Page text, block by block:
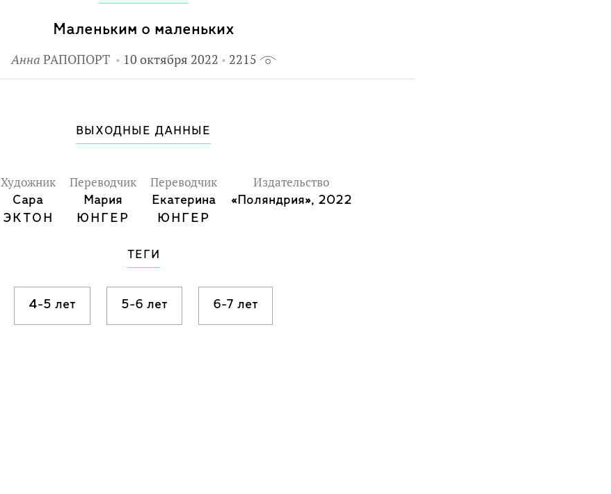
Маленьким о маленьких
Анна РАПОПОРТ 10 октября 2022 2215
ВЫХОДНЫЕ ДАННЫЕ
Художник
Сара
ЭКТОН
Переводчик
Мария
ЮНГЕР
Переводчик
Екатерина
ЮНГЕР
Издательство
«Поляндрия», 2022
ТЕГИ
4-5 лет 5-6 лет 6-7 лет